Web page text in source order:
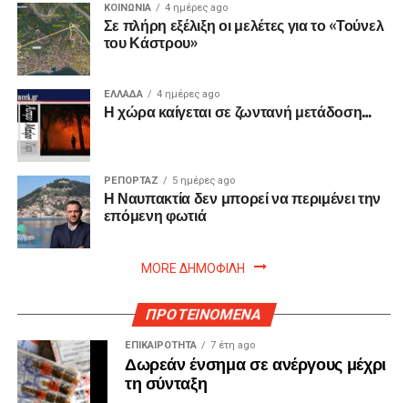
ΚΟΙΝΩΝΙΑ 4 ημέρες ago
Σε πλήρη εξέλιξη οι μελέτες για το «Τούνελ
του Κάστρου»
ΕΛΛΑΔΑ 4 ημέρες ago
Η χώρα καίγεται σε ζωντανή μετάδοση…
ΡΕΠΟΡΤΑΖ 5 ημέρες ago
Η Ναυπακτία δεν μπορεί να περιμένει την
επόμενη φωτιά
MORE ΔΗΜΟΦΙΛΗ
ΠΡΟΤΕΙΝΟΜΕΝΑ
ΕΠΙΚΑΙΡΟΤΗΤΑ 7 έτη ago
Δωρεάν ένσημα σε ανέργους μέχρι
τη σύνταξη